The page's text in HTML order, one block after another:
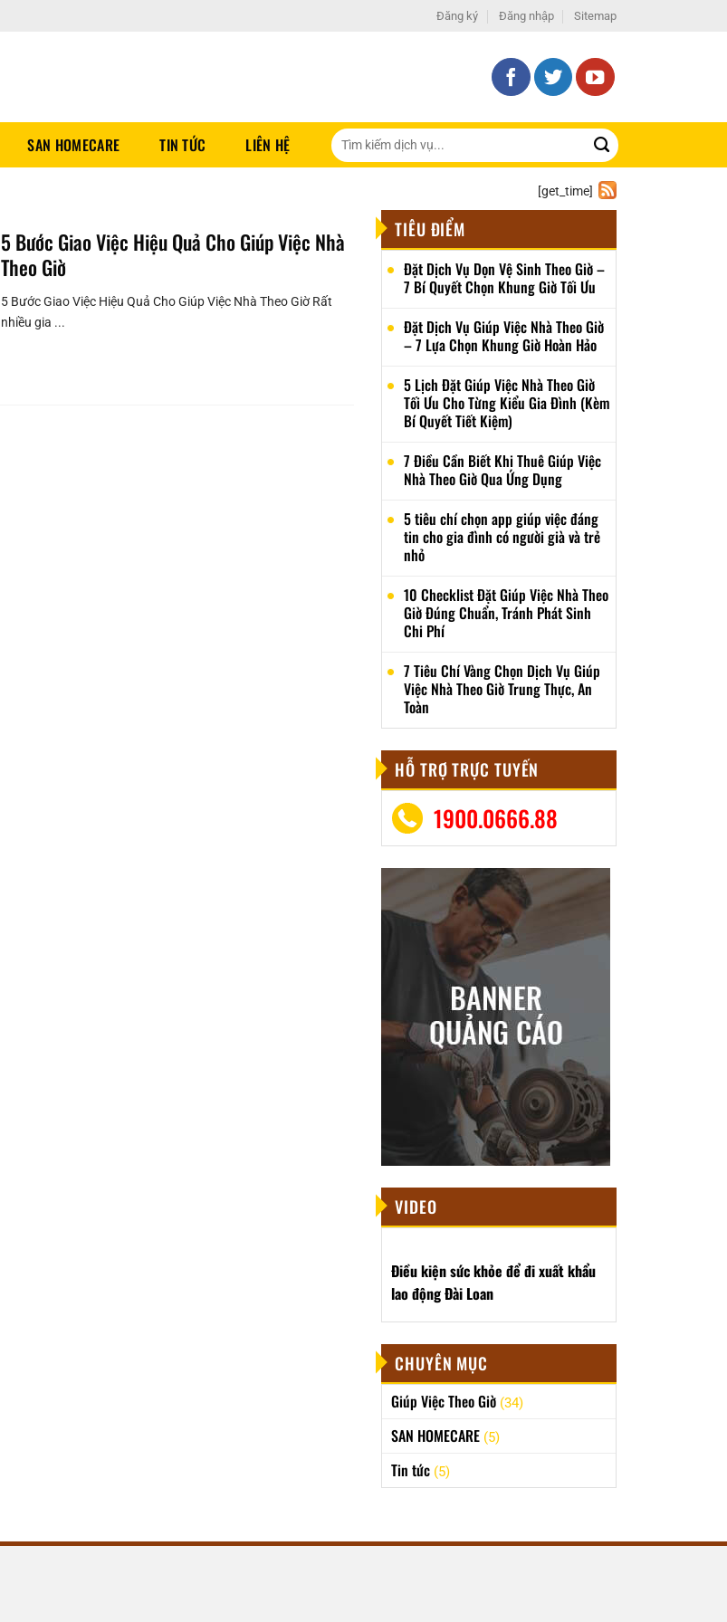
Đăng ký Đăng nhập Sitemap
SAN HOMECARE TIN TỨC LIÊN HỆ
5 Bước Giao Việc Hiệu Quả Cho Giúp Việc Nhà
Theo Giờ
5 Bước Giao Việc Hiệu Quả Cho Giúp Việc Nhà Theo Giờ Rất
nhiều gia ...
[get_time]
TIÊU ĐIỂM
Đặt Dịch Vụ Dọn Vệ Sinh Theo Giờ –
7 Bí Quyết Chọn Khung Giờ Tối Ưu
Đặt Dịch Vụ Giúp Việc Nhà Theo Giờ
– 7 Lựa Chọn Khung Giờ Hoàn Hảo
5 Lịch Đặt Giúp Việc Nhà Theo Giờ
Tối Ưu Cho Từng Kiểu Gia Đình (Kèm
Bí Quyết Tiết Kiệm)
7 Điều Cần Biết Khi Thuê Giúp Việc
Nhà Theo Giờ Qua Ứng Dụng
5 tiêu chí chọn app giúp việc đáng
tin cho gia đình có người già và trẻ
nhỏ
10 Checklist Đặt Giúp Việc Nhà Theo
Giờ Đúng Chuẩn, Tránh Phát Sinh
Chi Phí
7 Tiêu Chí Vàng Chọn Dịch Vụ Giúp
Việc Nhà Theo Giờ Trung Thực, An
Toàn
HỖ TRỢ TRỰC TUYẾN
1900.0666.88
VIDEO
Điều kiện sức khỏe để đi xuất khẩu
lao động Đài Loan
CHUYÊN MỤC
Giúp Việc Theo Giờ (34)
SAN HOMECARE (5)
Tin tức (5)